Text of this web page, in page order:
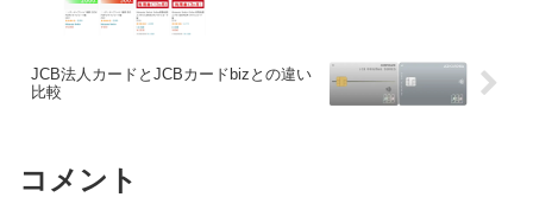
JCB法人カードとJCBカードbizとの違い
比較
コメント